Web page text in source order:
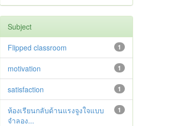
Subject
1
Flipped classroom
1
motivation
1
satisfaction
1
ห้องเรียนกลับด้านแรงจูงใจแบบ
จำลอง...